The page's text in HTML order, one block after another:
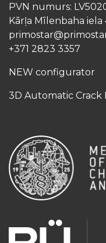
PVN numurs:
Kārļa Mīlenbaha iela
+371 2823 3357
NEW configurator
3D Automatic